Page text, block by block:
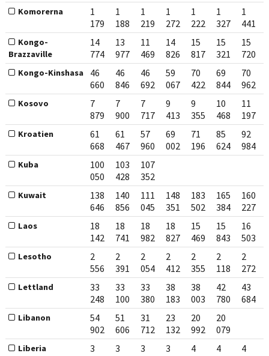
Komorerna
1
179
1
188
1
219
1
272
1
222
1
327
1
441
Kongo-
Brazzaville
14
774
13
977
11
469
14
826
15
817
15
321
15
720
Kongo-Kinshasa
46
660
46
846
46
692
59
067
70
422
69
844
70
962
Kosovo
7
879
7
900
7
717
9
413
9
355
10
468
11
197
Kroatien
61
668
61
467
57
960
69
002
71
196
85
624
92
984
Kuba
100
050
103
428
107
352
Kuwait
138
646
140
856
111
045
148
351
183
502
165
384
160
227
Laos
18
142
18
741
18
982
18
827
15
469
15
843
16
503
Lesotho
2
556
2
391
2
054
2
412
2
355
2
118
2
272
Lettland
33
248
33
100
33
380
38
183
38
003
42
780
43
684
Libanon
54
902
51
606
31
712
23
132
20
992
20
079
Liberia
3
3
3
3
4
4
4